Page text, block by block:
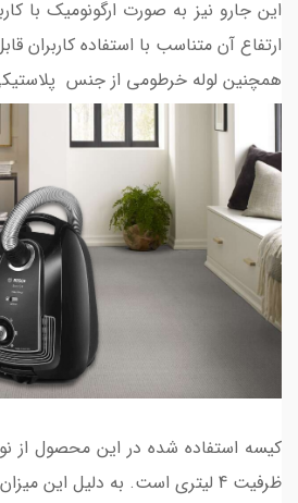
این جارو نیز به صورت ارگونومیک با
ارتفاع آن متناسب با استفاده کاربران
همچنین لوله خرطومی از جنس
ظرفیت 4 لیتری است. به دلیل این